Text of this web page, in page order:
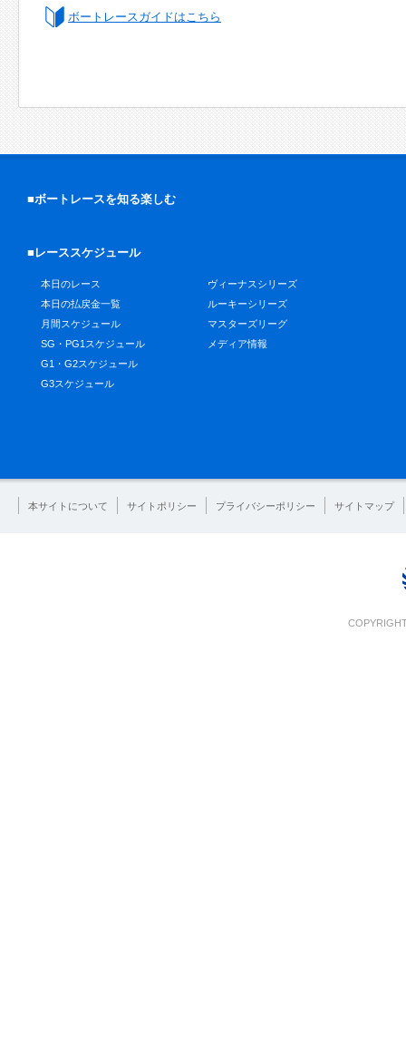
ボートレースガイドはこちら
■ボートレースを知る楽しむ
■レーススケジュール
本日のレース
本日の払戻金一覧
月間スケジュール
SG・PG1スケジュール
G1・G2スケジュール
G3スケジュール
ヴィーナスシリーズ
ルーキーシリーズ
マスターズリーグ
メディア情報
本サイトについて サイトポリシー プライバシーポリシー サイトマップ